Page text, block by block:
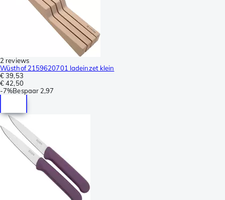
2 reviews
Wüsthof 2159620701 ladeinzet klein
€ 39,53
€ 42,50
-7%Bespaar 2,97